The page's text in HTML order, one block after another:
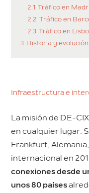
2.1 Tráfico en
2.2 Tráfico en
2.3 Tráfico en
3 Historia y
Infraestructura e
La misión de DE-
en cualquier lugar.
Frankfurt,
internacional en
conexiones desde
unos 80 países